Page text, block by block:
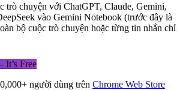
trò chuyện với ChatGPT, Claude, Gemini,
vào Gemini Notebook (trước đây là
bộ cuộc trò chuyện hoặc từng tin nhắn chỉ
Free
người dùng trên Chrome Web Store